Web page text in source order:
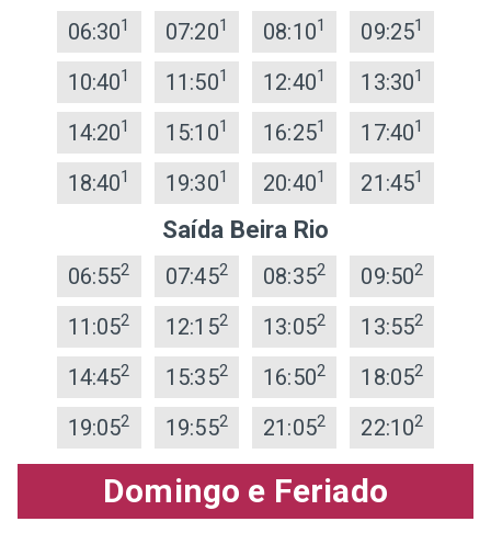
06:301 07:201 08:101 09:251
10:401 11:501 12:401 13:301
14:201 15:101 16:251 17:401
18:401 19:301 20:401 21:451
Saída Beira Rio
06:552 07:452 08:352 09:502
11:052 12:152 13:052 13:552
14:452 15:352 16:502 18:052
19:052 19:552 21:052 22:102
Domingo e Feriado